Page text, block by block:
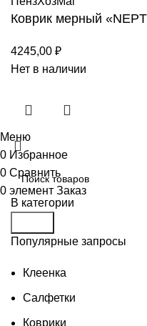
Коврик мерный
4245,00 ₽
Нет в наличии
В категории
Популярные запросы
Клеенка
Салфетки
Коврики
Меню
0 Избранное
0 Сравнить
0 элемент Заказ